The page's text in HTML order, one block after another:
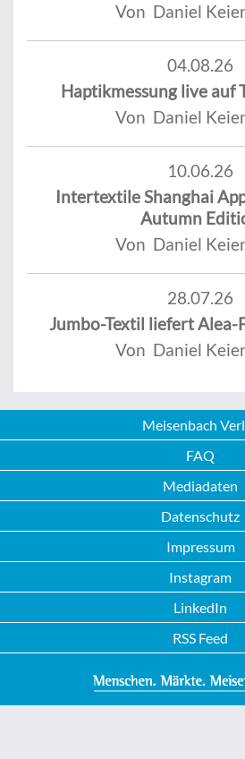
Von Daniel
04.08.26
Haptikmessung live auf
Von Daniel
10.06.26
Intertextile Shanghai
Autumn
Von Daniel
28.07.26
Jumbo-Textil liefert Alea-
Von Daniel
Meisenbach
FAQ
Mediadaten
Datenschutz
Impressum
Instagram
LinkedIn
RSS Feed